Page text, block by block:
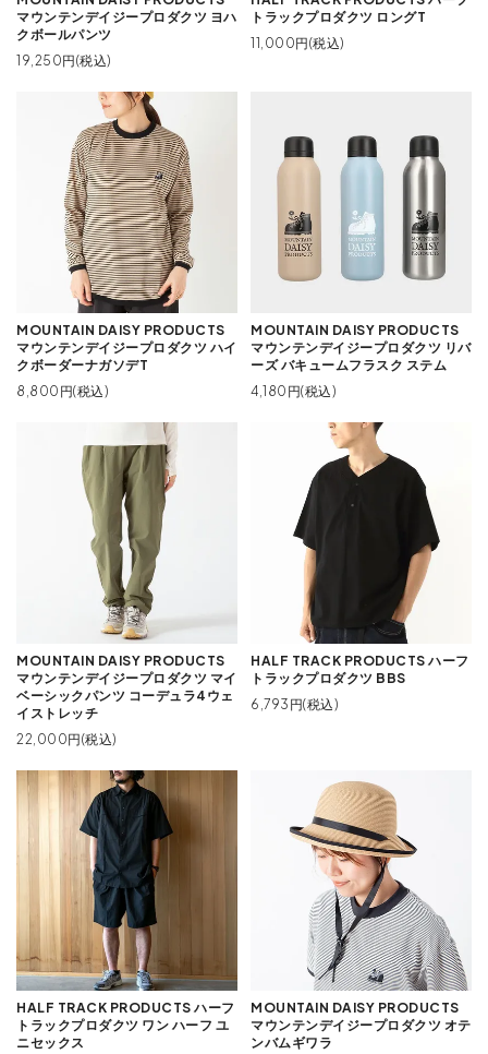
マウンテンデイジープロダクツ ヨハ
クボールパンツ
19,250円(税込)
トラックプロダクツ ロングT
11,000円(税込)
MOUNTAIN DAISY PRODUCTS
マウンテンデイジープロダクツ ハイ
クボーダーナガソデT
8,800円(税込)
MOUNTAIN DAISY PRODUCTS
マウンテンデイジープロダクツ リバ
ーズ バキュームフラスク ステム
4,180円(税込)
MOUNTAIN DAISY PRODUCTS
マウンテンデイジープロダクツ マイ
ベーシックパンツ コーデュラ4ウェ
イストレッチ
22,000円(税込)
HALF TRACK PRODUCTS ハーフ
トラックプロダクツ BBS
6,793円(税込)
HALF TRACK PRODUCTS ハーフ
トラックプロダクツ ワン ハーフ ユ
ニセックス
MOUNTAIN DAISY PRODUCTS
マウンテンデイジープロダクツ オテ
ンバムギワラ